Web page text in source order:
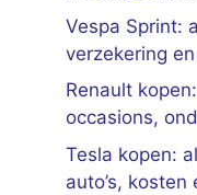
Vespa Sprint:
verzekering
Renault
occasions,
Tesla kopen:
auto’s,